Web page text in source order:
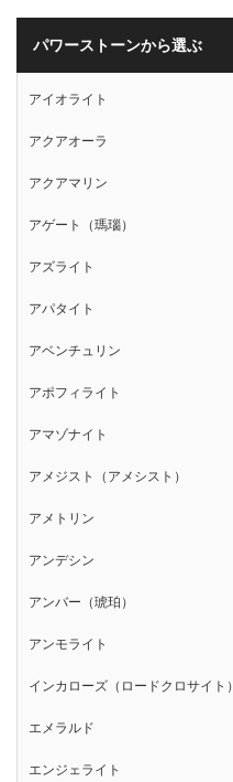
パワーストーンから選ぶ
アイオライト
アクアオーラ
アクアマリン
アゲート（瑪瑙）
アズライト
アパタイト
アベンチュリン
アポフィライト
アマゾナイト
アメジスト（アメシスト）
アメトリン
アンデシン
アンバー（琥珀）
アンモライト
インカローズ（ロードクロサイト）
エメラルド
エンジェライト